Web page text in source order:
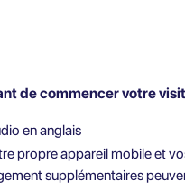
de commencer votre
en anglais
propre appareil mobile et
supplémentaires